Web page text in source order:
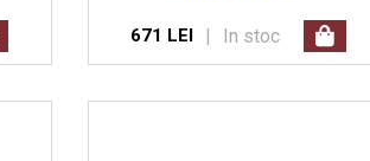
671 LEI | In stoc